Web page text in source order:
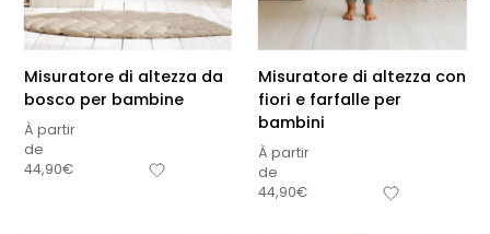
Misuratore di altezza da
bosco per bambine
À partir
de
44,90€
Misuratore di altezza con
fiori e farfalle per
bambini
À partir
de
44,90€